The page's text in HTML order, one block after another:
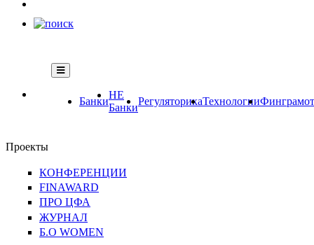
Банки
НЕ
Банки
РегуляторикаТехнологии
Проекты
КОНФЕРЕНЦИИ
FINAWARD
ПРО ЦФА
ЖУРНАЛ
Б.О WOMEN